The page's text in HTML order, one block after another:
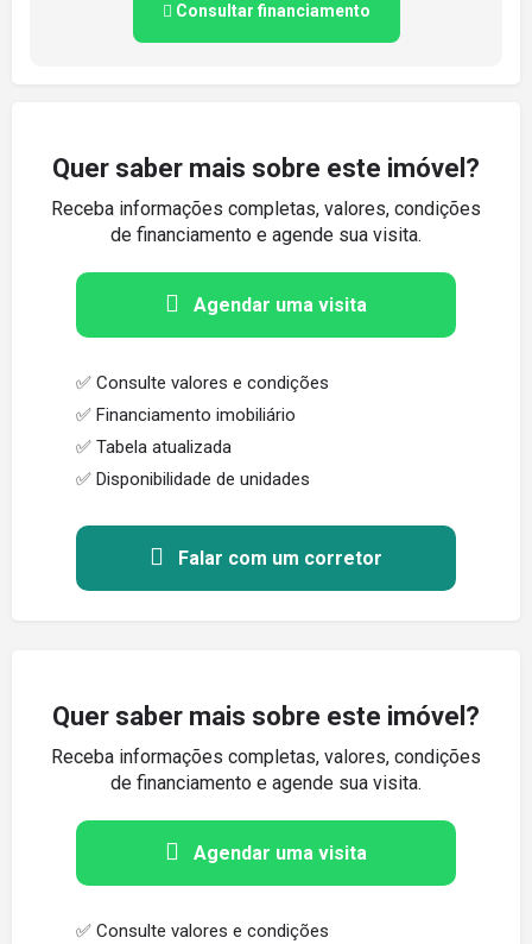
Consultar financiamento
Quer saber mais sobre este imóvel?
Receba informações completas, valores, condições
de financiamento e agende sua visita.
Agendar uma visita
✅ Consulte valores e condições
✅ Financiamento imobiliário
✅ Tabela atualizada
✅ Disponibilidade de unidades
Falar com um corretor
Quer saber mais sobre este imóvel?
Receba informações completas, valores, condições
de financiamento e agende sua visita.
Agendar uma visita
✅ Consulte valores e condições